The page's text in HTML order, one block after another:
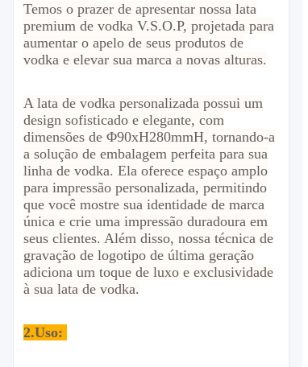
Temos o prazer de apresentar nossa lata
premium de vodka V.S.O.P, projetada para
aumentar o apelo de seus produtos de
vodka e elevar sua marca a novas alturas.
A lata de vodka personalizada possui um
design sofisticado e elegante, com
dimensões de Φ90xH280mmH, tornando-a
a solução de embalagem perfeita para sua
linha de vodka. Ela oferece espaço amplo
para impressão personalizada, permitindo
que você mostre sua identidade de marca
única e crie uma impressão duradoura em
seus clientes. Além disso, nossa técnica de
gravação de logotipo de última geração
adiciona um toque de luxo e exclusividade
à sua lata de vodka.
2.Uso: